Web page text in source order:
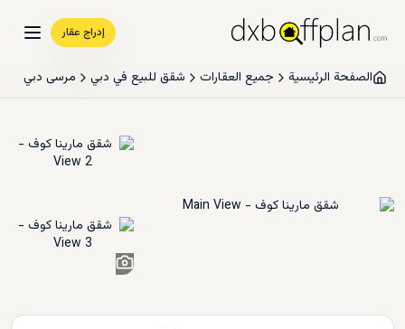
إدراج عقار
الصفحة الرئيسية جميع العقارات شقق للبيع في دبي مرسى دبي